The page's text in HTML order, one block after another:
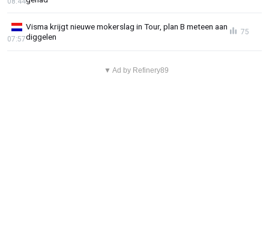
Visma krijgt nieuwe mokerslag in Tour, plan B meteen aan
diggelen
07:57
75
▼ Ad by Refinery89